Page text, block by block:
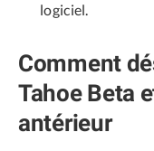
logiciel.
Comment
Tahoe Beta
antérieur